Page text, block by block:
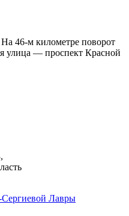
46-м километре поворот
улица — проспект Красной
Сергиевой Лавры